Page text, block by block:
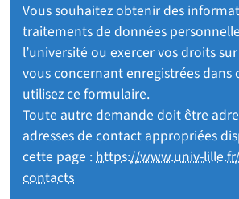
Vous souhaitez obtenir des
traitements de données
l’université ou exercer vos droits
vous concernant enregistrées dans
utilisez ce formulaire.
Toute autre demande doit être
adresses de contact appropriées
cette page :https://www.univ-
contacts